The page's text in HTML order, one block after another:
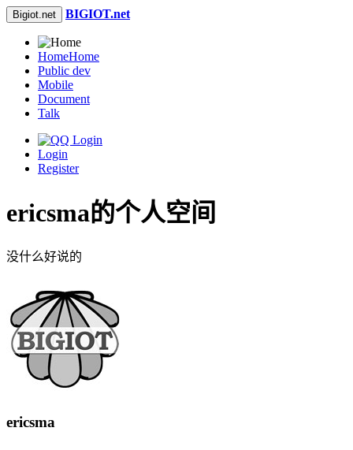
Bigiot.net BIGIOT.net
HomeHome
Public dev
Mobile
Document
Talk
Login
Register
ericsma的个人空间
没什么好说的
ericsma